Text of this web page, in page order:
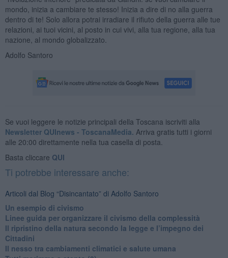
mondo, inizia a cambiare te stesso! Inizia a dire di no alla guerra
dentro di te! Solo allora potrai irradiare il rifiuto della guerra alle tue
relazioni, ai tuoi vicini, al posto in cui vivi, alla tua regione, alla tua
nazione, al mondo globalizzato.
Adolfo Santoro
Se vuoi leggere le notizie principali della Toscana iscriviti alla
Newsletter QUInews - ToscanaMedia. Arriva gratis tutti i giorni
alle 20:00 direttamente nella tua casella di posta.
Basta cliccare QUI
Ti potrebbe interessare anche:
Articoli dal Blog “Disincantato” di Adolfo Santoro
​Un esempio di civismo
​Linee guida per organizzare il civismo della complessità
​Il ripristino della natura secondo la legge e l’impegno dei
Cittadini
Il nesso tra cambiamenti climatici e salute umana